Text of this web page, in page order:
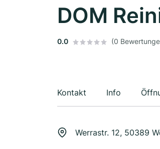
DOM
0.0 (0
Kontakt Info
Werrastr. 12, 50389